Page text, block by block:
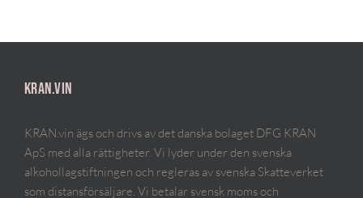
KRAN.VIN
KRAN.vin ägs och drivs av det danska bolaget DFG KRAN
ApS med alla rättigheter. Vi lyder under den svenska
alkohollagstiftningen och regleras av svenska Skatteverket
som distansförsäljare. Vi betalar svensk moms och